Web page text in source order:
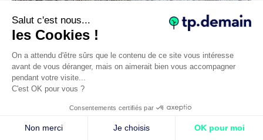
Salut c'est nous...
les Cookies !
On a attendu d'être sûrs que le contenu de ce site vous intéresse
avant de vous déranger, mais on aimerait bien vous accompagner
pendant votre visite...
C'est OK pour vous ?
Consentements certifiés par
Non merci Je choisis OK pour moi